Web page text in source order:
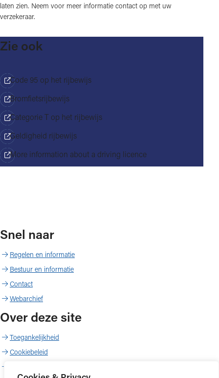
laten zien. Neem voor meer informatie contact op met uw
verzekeraar.
Zie ook
Code 95 op het rijbewijs
Bromfietsrijbewijs
Categorie T op het rijbewijs
Geldigheid rijbewijs
More information about a driving licence
Snel naar
Regelen en informatie
Bestuur en informatie
Contact
Webarchief
Over deze site
Toegankelijkheid
Cookiebeleid